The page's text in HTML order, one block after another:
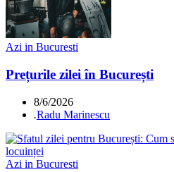
Azi in Bucuresti
Prețurile zilei în București
8/6/2026
.Radu Marinescu
Azi in Bucuresti